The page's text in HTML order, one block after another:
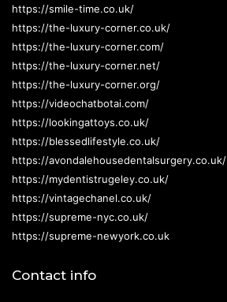
https://smile-time.co.uk/
https://the-luxury-corner.co.uk/
https://the-luxury-corner.com/
https://the-luxury-corner.net/
https://the-luxury-corner.org/
https://videochatbotai.com/
https://lookingattoys.co.uk/
https://blessedlifestyle.co.uk/
https://avondalehousedentalsurgery.co.uk/
https://mydentistrugeley.co.uk/
https://vintagechanel.co.uk/
https://supreme-nyc.co.uk/
https://supreme-newyork.co.uk
Contact info